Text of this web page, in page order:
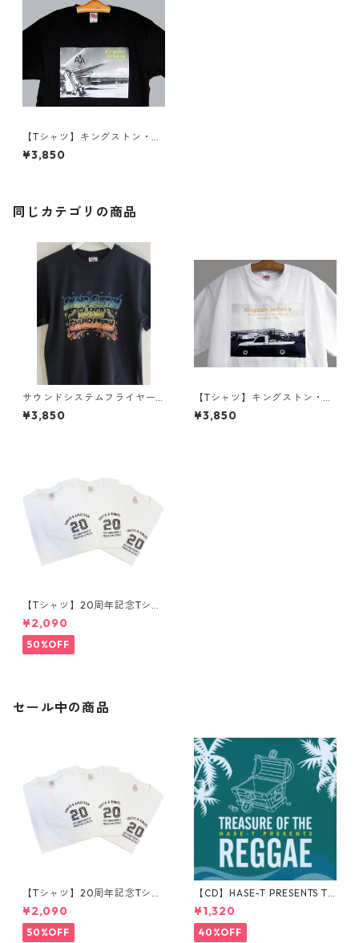
【Tシャツ】キングストン・ノ
ーマン・マンレー国際空港シ
リーズ
¥3,850
同じカテゴリの商品
サウンドシステムフライヤー
展 Tシャツ
¥3,850
【Tシャツ】キングストン・ノ
ーマン・マンレー国際空港シ
リーズ
¥3,850
【Tシャツ】20周年記念Tシャ
ツ
¥2,090
50%OFF
セール中の商品
【Tシャツ】20周年記念Tシャ
ツ
¥2,090
50%OFF
【CD】HASE-T PRESENTS TR
EASURE OF THE REGGAE
¥1,320
40%OFF